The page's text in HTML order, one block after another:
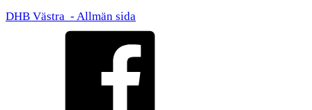
DHB Västra - Allmän sida